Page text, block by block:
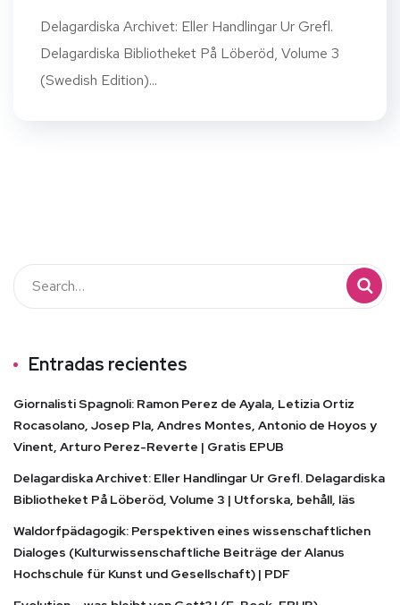
Delagardiska Archivet: Eller Handlingar Ur Grefl.
Delagardiska Bibliotheket På Löberöd, Volume 3
(Swedish Edition)...
Entradas recientes
Giornalisti Spagnoli: Ramon Perez de Ayala, Letizia Ortiz
Rocasolano, Josep Pla, Andres Montes, Antonio de Hoyos y
Vinent, Arturo Perez-Reverte | Gratis EPUB
Delagardiska Archivet: Eller Handlingar Ur Grefl. Delagardiska
Bibliotheket På Löberöd, Volume 3 | Utforska, behåll, läs
Waldorfpädagogik: Perspektiven eines wissenschaftlichen
Dialoges (Kulturwissenschaftliche Beiträge der Alanus
Hochschule für Kunst und Gesellschaft) | PDF